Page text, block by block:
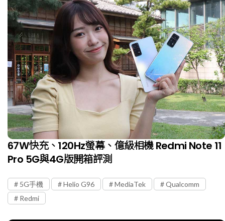
67W快充、120Hz螢幕、億級相機 Redmi Note 11
Pro 5G與4G版開箱評測
5G手機 Helio G96 MediaTek
Qualcomm
Redmi